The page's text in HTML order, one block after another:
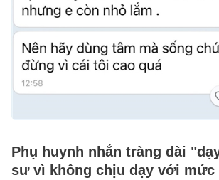
Phụ huynh nhắn tràng dài
sư vì không chịu dạy với mức